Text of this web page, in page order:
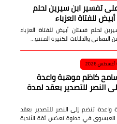
تفسير ابن سيرين لحلم
للفتاة العزباء
لحلم فستان أبيض للفتاة العزباء
المعاني والدلالات الكثيرة المتنو…
كاظم موهبة واعدة
النصر للتصدير بعقد لمدة
تنضم إلى النصر للتصدير بعقد
في خطوة تعكس ثقة الأندية